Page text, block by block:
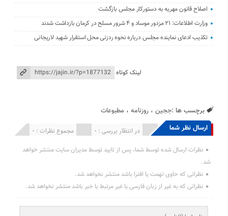
اصلاح قانون مهریه به دستورکار مجلس بازگشت
وزارت اطلاعات: ۲۱ مزدور موساد و ۴ شرور مسلح در کرمان بازداشت شدند
تکذیب ادعای نماینده مجلس درباره نحوه ردزنی محل استقرار شهید لاریجانی
لینک کوتاه
برچسب ها :ججین ،روزنامه ، مطبوعات
ارسال نظر شما مجموع نظرات : 0 در انتظار بررسی : 0 انتشار یافته : 0
نظرات ارسال شده توسط شما، پس از تایید توسط مدیران سایت منتشر خواهد
شد.
نظراتی که حاوی تهمت یا افترا باشد منتشر نخواهد شد.
نظراتی که به غیر از زبان فارسی یا غیر مرتبط با خبر باشد منتشر نخواهد شد.